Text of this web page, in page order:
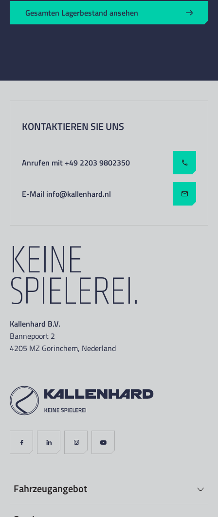
Gesamten Lagerbestand ansehen
KONTAKTIEREN SIE UNS
Anrufen mit +49 2203 9802350
E-Mail info@kallenhard.nl
KEINE
SPIELEREI.
Kallenhard B.V.
Bannepoort 2
4205 MZ Gorinchem, Nederland
Fahrzeugangebot